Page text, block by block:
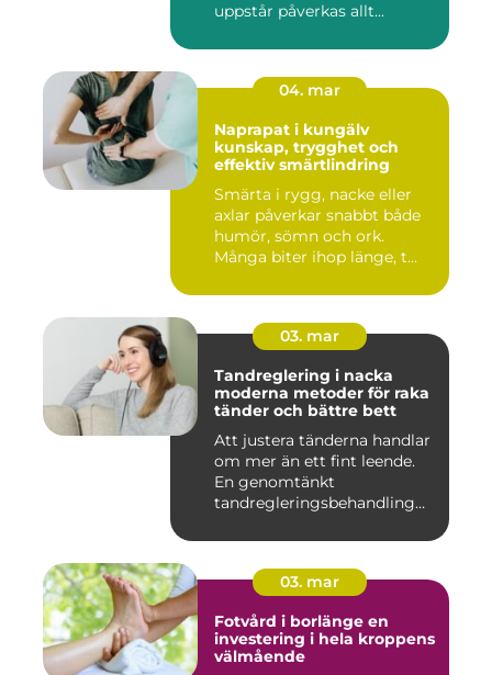
uppstår påverkas allt...
04. mar
Naprapat i kungälv
kunskap, trygghet och
effektiv smärtlindring
Smärta i rygg, nacke eller
axlar påverkar snabbt både
humör, sömn och ork.
Många biter ihop länge, t...
03. mar
Tandreglering i nacka
moderna metoder för raka
tänder och bättre bett
Att justera tänderna handlar
om mer än ett fint leende.
En genomtänkt
tandregleringsbehandling
03. mar
Fotvård i borlänge en
investering i hela kroppens
välmående